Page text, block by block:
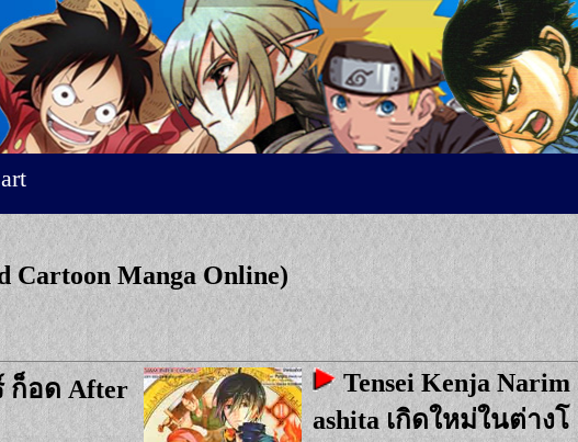
Manga Online)
ก็อด After
Tensei Kenja Narim
ashita เกิดใหม่ในต่างโ